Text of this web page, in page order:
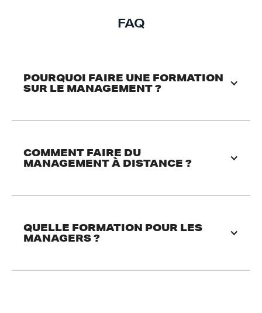
FAQ
POURQUOI FAIRE UNE FORMATION
SUR LE MANAGEMENT ?
COMMENT FAIRE DU
MANAGEMENT À DISTANCE ?
QUELLE FORMATION POUR LES
MANAGERS ?